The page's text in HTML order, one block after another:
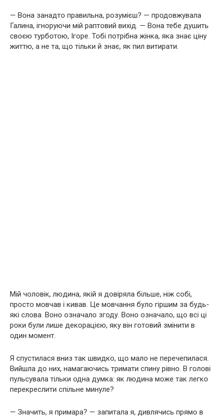
— Вона занадто правильна, розумієш? — продовжувала
Галина, ігноруючи мій раптовий вихід. — Вона тебе душить
своєю турботою, Ігоре. Тобі потрібна жінка, яка знає ціну
життю, а не та, що тільки й знає, як пил витирати.
Мій чоловік, людина, якій я довіряла більше, ніж собі,
просто мовчав і кивав. Це мовчання було гіршим за будь-
які слова. Воно означало згоду. Воно означало, що всі ці
роки були лише декорацією, яку він готовий змінити в
один момент.
Я спустилася вниз так швидко, що мало не перечепилася.
Вийшла до них, намагаючись тримати спину рівно. В голові
пульсувала тільки одна думка: як людина може так легко
перекреслити спільне минуле?
— Значить, я примара? — запитала я, дивлячись прямо в